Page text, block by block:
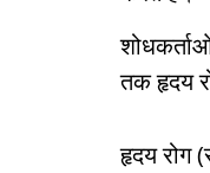
तक हृदय
हृदय रोग